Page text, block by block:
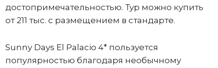
достопримечательностью. Тур можно купить
от 211 тыс. с размещением в стандарте.
Sunny Days El Palacio 4* пользуется
популярностью благодаря необычному